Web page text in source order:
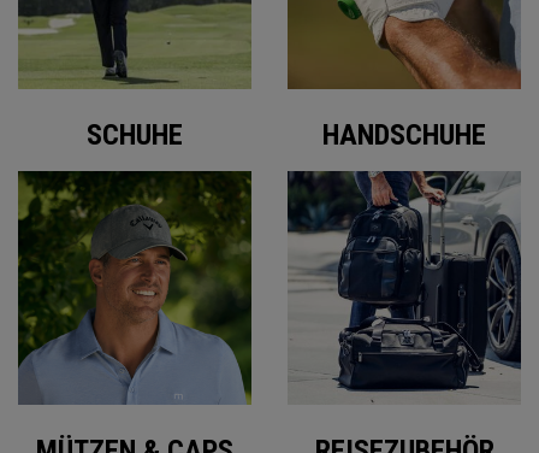
SCHUHE HANDSCHUHE